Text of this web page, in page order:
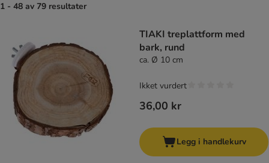
1 - 48 av 79 resultater
TIAKI treplattform med
bark, rund
ca. Ø 10 cm
36,00 kr
Ikket vurdert
Legg i handlekurv